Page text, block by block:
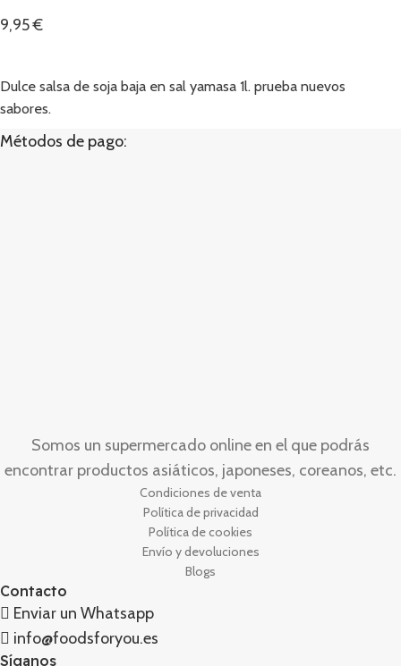
9,95€
Dulce salsa de soja baja en sal yamasa 1l. prueba nuevos
sabores.
Métodos de pago:
Somos un supermercado online en el que podrás
encontrar productos asiáticos, japoneses, coreanos, etc.
Condiciones de venta
Política de privacidad
Política de cookies
Envío y devoluciones
Blogs
Contacto
Enviar un Whatsapp
info@foodsforyou.es
Síganos